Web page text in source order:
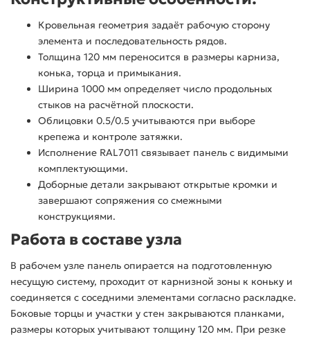
Кровельная геометрия задаёт рабочую сторону
элемента и последовательность рядов.
Толщина 120 мм переносится в размеры карниза,
конька, торца и примыкания.
Ширина 1000 мм определяет число продольных
стыков на расчётной плоскости.
Облицовки 0.5/0.5 учитываются при выборе
крепежа и контроле затяжки.
Исполнение RAL7011 связывает панель с видимыми
комплектующими.
Доборные детали закрывают открытые кромки и
завершают сопряжения со смежными
конструкциями.
Работа в составе узла
В рабочем узле панель опирается на подготовленную
несущую систему, проходит от карнизной зоны к коньку и
соединяется с соседними элементами согласно раскладке.
Боковые торцы и участки у стен закрываются планками,
размеры которых учитывают толщину 120 мм. При резке